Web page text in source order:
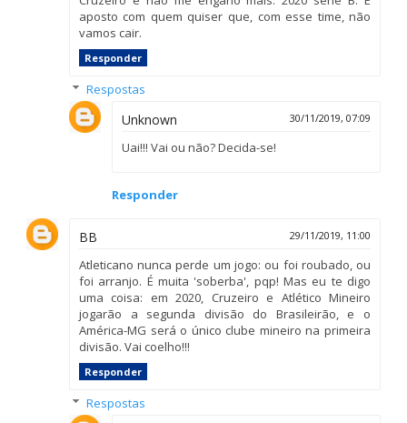
aposto com quem quiser que, com esse time, não
vamos cair.
Responder
Respostas
Unknown 30/11/2019, 07:09
Uai!!! Vai ou não? Decida-se!
Responder
BB 29/11/2019, 11:00
Atleticano nunca perde um jogo: ou foi roubado, ou
foi arranjo. É muita 'soberba', pqp! Mas eu te digo
uma coisa: em 2020, Cruzeiro e Atlético Mineiro
jogarão a segunda divisão do Brasileirão, e o
América-MG será o único clube mineiro na primeira
divisão. Vai coelho!!!
Responder
Respostas